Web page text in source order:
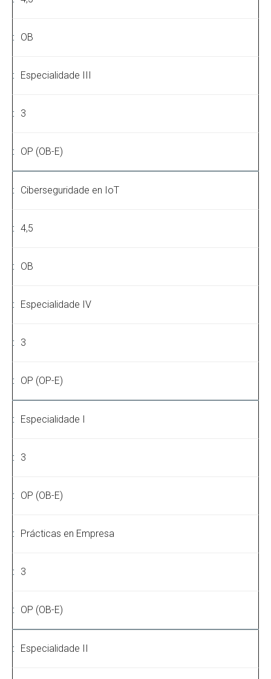
OB
Especialidade III
3
OP (OB-E)
Ciberseguridade en IoT
4,5
OB
Especialidade IV
3
OP (OP-E)
Especialidade I
3
OP (OB-E)
Prácticas en Empresa
3
OP (OB-E)
Especialidade II